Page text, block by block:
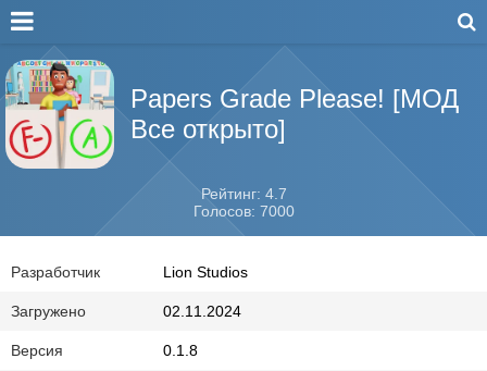
Papers Grade Please! [МОД
Все открыто]
Рейтинг: 4.7
Голосов: 7000
Разработчик Lion Studios
Загружено 02.11.2024
Версия 0.1.8